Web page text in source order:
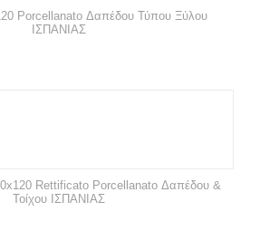
Porcellanato Δαπέδου Τύπου Ξύλου
ΙΣΠΑΝΙΑΣ
Rettificato Porcellanato Δαπέδου &
Τοίχου ΙΣΠΑΝΙΑΣ